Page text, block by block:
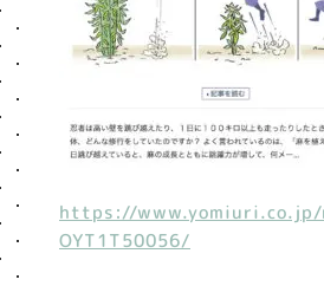
https://
OYT1T50056/